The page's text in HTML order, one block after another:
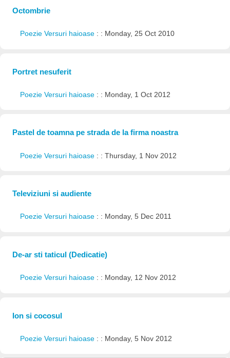
Octombrie
Poezie Versuri haioase : : Monday, 25 Oct 2010
Portret nesuferit
Poezie Versuri haioase : : Monday, 1 Oct 2012
Pastel de toamna pe strada de la firma noastra
Poezie Versuri haioase : : Thursday, 1 Nov 2012
Televiziuni si audiente
Poezie Versuri haioase : : Monday, 5 Dec 2011
De-ar sti taticul (Dedicatie)
Poezie Versuri haioase : : Monday, 12 Nov 2012
Ion si cocosul
Poezie Versuri haioase : : Monday, 5 Nov 2012